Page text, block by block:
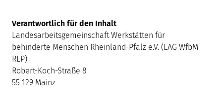
Verantwortlich für den Inhalt
Landesarbeitsgemeinschaft Werkstätten für
behinderte Menschen Rheinland-Pfalz e.V. (LAG WfbM
RLP)
Robert-Koch-Straße 8
55 129 Mainz